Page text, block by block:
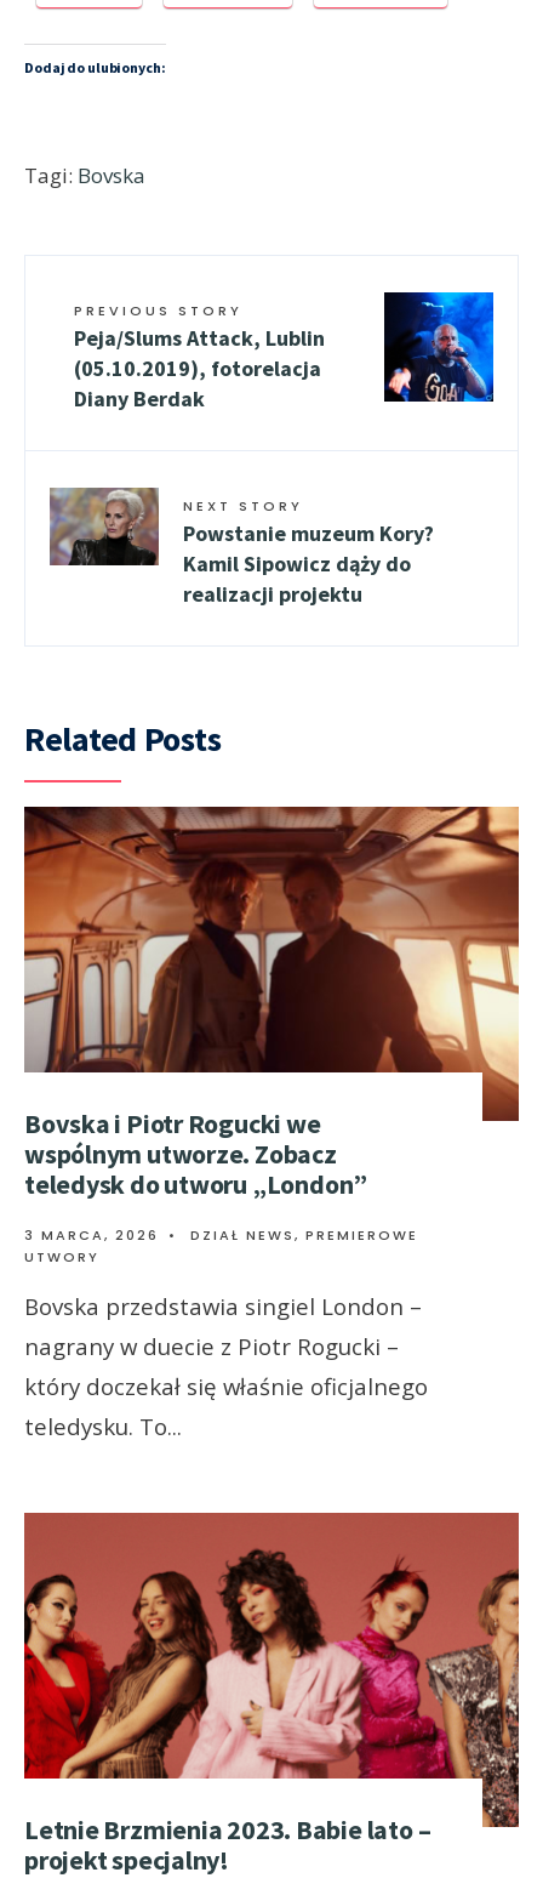
Dodaj do ulubionych:
Tagi: Bovska
PREVIOUS STORY
Peja/Slums Attack, Lublin
(05.10.2019), fotorelacja
Diany Berdak
NEXT STORY
Powstanie muzeum Kory?
Kamil Sipowicz dąży do
realizacji projektu
Related Posts
Bovska i Piotr Rogucki we
wspólnym utworze. Zobacz
teledysk do utworu „London”
3 MARCA, 2026 • DZIAŁ NEWS, PREMIEROWE
UTWORY
Bovska przedstawia singiel London –
nagrany w duecie z Piotr Rogucki –
który doczekał się właśnie oficjalnego
teledysku. To...
Letnie Brzmienia 2023. Babie lato –
projekt specjalny!